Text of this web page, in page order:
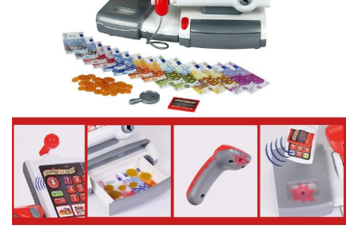
Diverse
Păpuși
Mașinuțe
0-1 Ani
2-4 Ani